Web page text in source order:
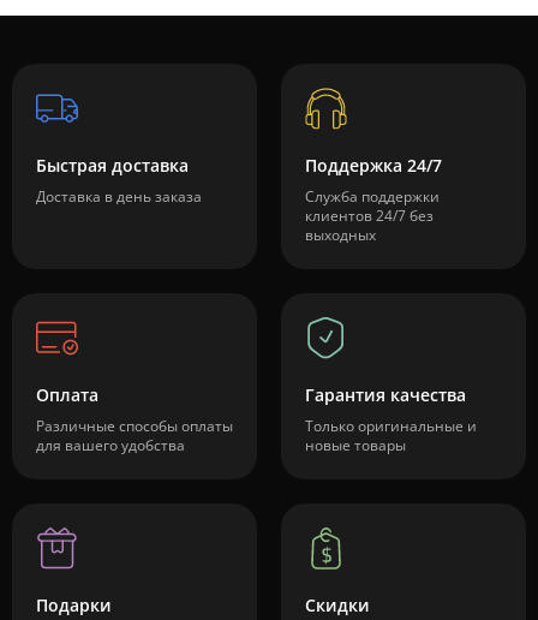
Быстрая доставка
Доставка в день заказа
Поддержка 24/7
Служба поддержки
клиентов 24/7 без
выходных
Оплата
Различные способы оплаты
для вашего удобства
Гарантия качества
Только оригинальные и
новые товары
Подарки Скидки